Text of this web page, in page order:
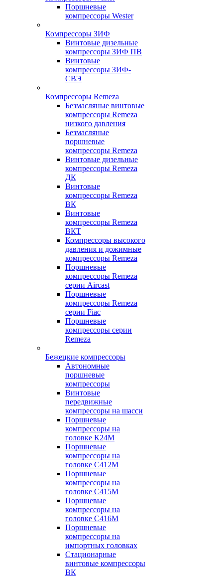
Поршневые
компрессоры Wester
Компрессоры ЗИФ
Винтовые дизельные
компрессоры ЗИФ ПВ
Винтовые
компрессоры ЗИФ-
СВЭ
Компрессоры Remeza
Безмасляные винтовые
компрессоры Remeza
низкого давления
Безмасляные
поршневые
компрессоры Remeza
Винтовые дизельные
компрессоры Remeza
ДК
Винтовые
компрессоры Remeza
ВК
Винтовые
компрессоры Remeza
ВКТ
Компрессоры высокого
давления и дожимные
компрессоры Remeza
Поршневые
компрессоры Remeza
серии Aircast
Поршневые
компрессоры Remeza
серии Fiac
Поршневые
компрессоры серии
Remeza
Бежецкие компрессоры
Автономные
поршневые
компрессоры
Винтовые
передвижные
компрессоры на шасси
Поршневые
компрессоры на
головке К24М
Поршневые
компрессоры на
головке С412М
Поршневые
компрессоры на
головке С415М
Поршневые
компрессоры на
головке С416М
Поршневые
компрессоры на
импортных головках
Стационарные
винтовые компрессоры
ВК